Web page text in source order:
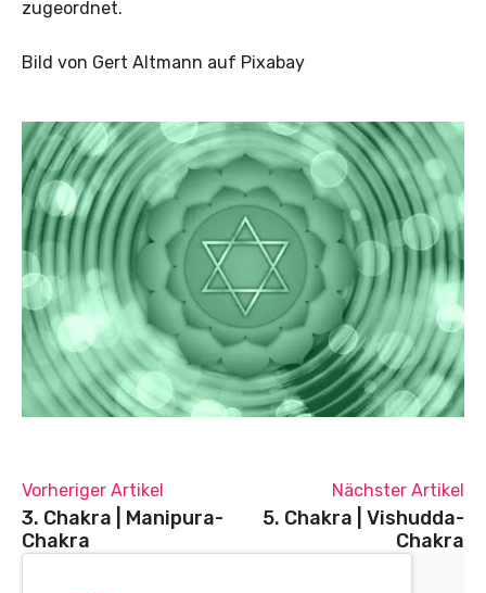
zugeordnet.
Bild von Gert Altmann auf Pixabay
Vorheriger Artikel
3. Chakra | Manipura-
Chakra
Nächster Artikel
5. Chakra | Vishudda-
Chakra